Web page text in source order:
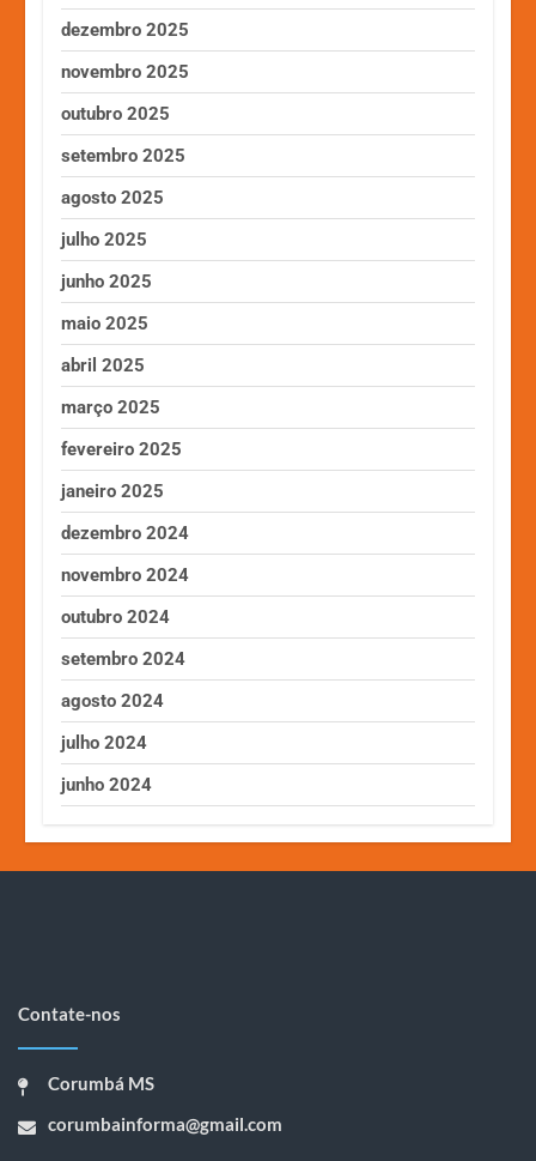
dezembro 2025
novembro 2025
outubro 2025
setembro 2025
agosto 2025
julho 2025
junho 2025
maio 2025
abril 2025
março 2025
fevereiro 2025
janeiro 2025
dezembro 2024
novembro 2024
outubro 2024
setembro 2024
agosto 2024
julho 2024
junho 2024
Contate-nos
Corumbá MS
corumbainforma@gmail.com